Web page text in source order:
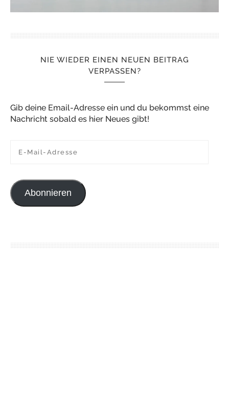
NIE WIEDER EINEN NEUEN BEITRAG
VERPASSEN?
Gib deine Email-Adresse ein und du bekommst eine
Nachricht sobald es hier Neues gibt!
Abonnieren